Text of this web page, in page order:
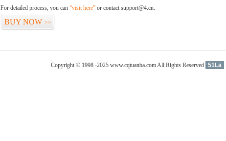
For detailed process, you can “visit here” or contact support@4.cn.
BUY NOW >>
Copyright © 1998 -2025 www.cqtuanba.com All Rights Reserved 51La